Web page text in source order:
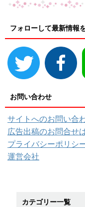
フォローして最新情報
お問い合わせ
サイトへのお問い合
広告出稿のお問合せ
プライバシーポリシ
運営会社
カテゴリー一覧